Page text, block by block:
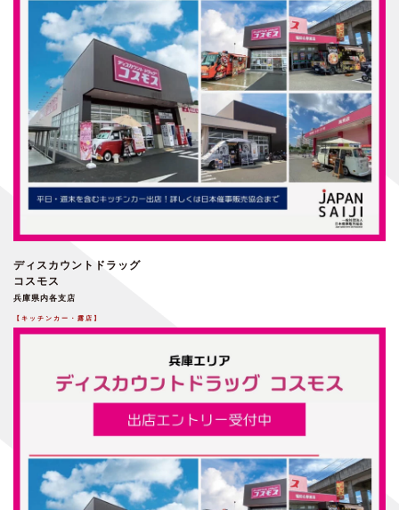
ディスカウントドラッグ
コスモス
兵庫県内各支店
【キッチンカー・露店】